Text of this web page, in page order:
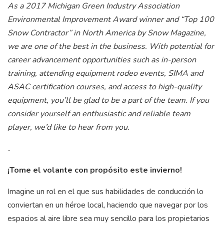
As a 2017 Michigan Green Industry Association
Environmental Improvement Award winner and “Top 100
Snow Contractor” in North America by Snow Magazine,
we are one of the best in the business. With potential for
career advancement opportunities such as in-person
training, attending equipment rodeo events, SIMA and
ASAC certification courses, and access to high-quality
equipment, you’ll be glad to be a part of the team. If you
consider yourself an enthusiastic and reliable team
player, we’d like to hear from you.
..
¡Tome el volante con propósito este invierno!
Imagine un rol en el que sus habilidades de conducción lo
conviertan en un héroe local, haciendo que navegar por los
espacios al aire libre sea muy sencillo para los propietarios